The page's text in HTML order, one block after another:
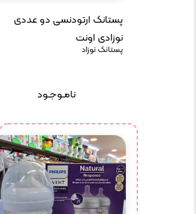
پستانک ارتودنسی دو عددی
نوزادی اونت
پستانک نوزاد
نامـوجـود